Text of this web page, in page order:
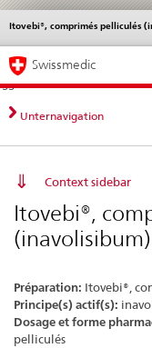
Navigazione
diretta:
novità,
aspetti
contatto
Novità &
Itovebi®, comprimés pelliculés
Service
Navigation
Swissmedic
Unternavigation
Context sidebar
Itovebi®,
(inavolisibum)
Préparation: Itovebi®,
Principe(s) actif(s):
Dosage et forme
pelliculés